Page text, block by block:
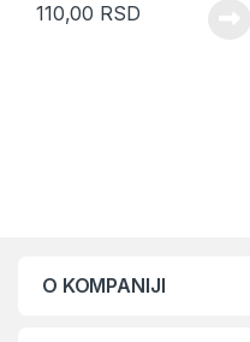
110,00 RSD
O KOMPANIJI